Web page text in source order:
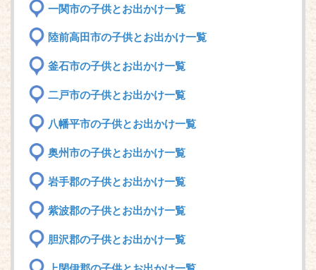
一関市の子供とお出かけ一覧
陸前高田市の子供とお出かけ一覧
釜石市の子供とお出かけ一覧
二戸市の子供とお出かけ一覧
八幡平市の子供とお出かけ一覧
奥州市の子供とお出かけ一覧
岩手郡の子供とお出かけ一覧
紫波郡の子供とお出かけ一覧
胆沢郡の子供とお出かけ一覧